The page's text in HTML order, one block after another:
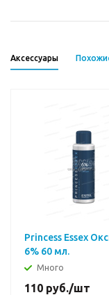
Аксессуары
Princess Essex
6% 60 мл.
Много
110 руб./шт